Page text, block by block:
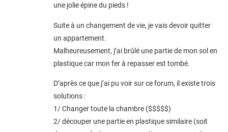
une jolie épine du pieds !
Suite à un changement de vie, je vais devoir quitter
un appartement.
Malheureusement, j’ai brûlé une partie de mon sol en
plastique car mon fer à repasser est tombé.
D’après ce que j’ai pu voir sur ce forum, il existe trois
solutions :
1/ Changer toute la chambre ($$$$$)
2/ découper une partie en plastique similaire (soit